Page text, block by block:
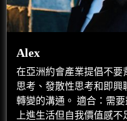
Alex
在亞洲約會產業提倡不要
思考、發散性思考和即
轉變的溝通。 適合：需
上進生活但自我價值感不